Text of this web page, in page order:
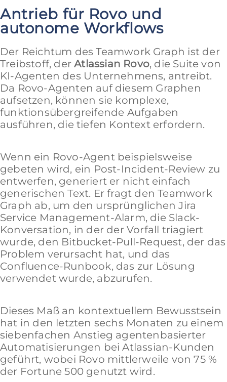
Antrieb für Rovo und
autonome Workflows
Der Reichtum des Teamwork Graph ist der
Treibstoff, derAtlassian Rovo, die Suite von
KI-Agenten des Unternehmens, antreibt.
Da Rovo-Agenten auf diesem Graphen
aufsetzen, können sie komplexe,
funktionsübergreifende Aufgaben
ausführen, die tiefen Kontext erfordern.
Wenn ein Rovo-Agent beispielsweise
gebeten wird, ein Post-Incident-Review zu
entwerfen, generiert er nicht einfach
generischen Text. Er fragt den Teamwork
Graph ab, um den ursprünglichen Jira
Service Management-Alarm, die Slack-
Konversation, in der der Vorfall triagiert
wurde, den Bitbucket-Pull-Request, der das
Problem verursacht hat, und das
Confluence-Runbook, das zur Lösung
verwendet wurde, abzurufen.
Dieses Maß an kontextuellem Bewusstsein
hat in den letzten sechs Monaten zu einem
siebenfachen Anstieg agentenbasierter
Automatisierungen bei Atlassian-Kunden
geführt, wobei Rovo mittlerweile von 75 %
der Fortune 500 genutzt wird.